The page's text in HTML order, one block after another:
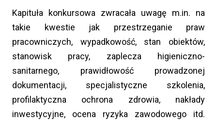
Kapituła konkursowa zwracała uwagę m.in. na
takie kwestie jak przestrzeganie praw
pracowniczych, wypadkowość, stan obiektów,
stanowisk pracy, zaplecza higieniczno-
sanitarnego, prawidłowość prowadzonej
dokumentacji, specjalistyczne szkolenia,
profilaktyczna ochrona zdrowia, nakłady
inwestycyjne, ocena ryzyka zawodowego itd.